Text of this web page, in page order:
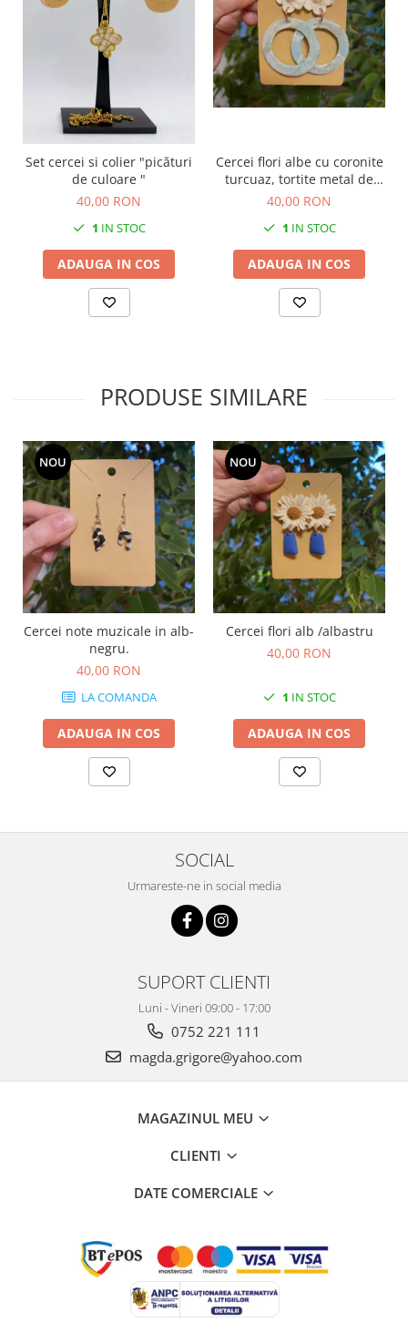
Set cercei si colier "picături
de culoare "
40,00 RON
1 IN STOC
ADAUGA IN COS
Cercei flori albe cu coronite
turcuaz, tortite metal de
inalta calitate.
40,00 RON
1 IN STOC
ADAUGA IN COS
PRODUSE SIMILARE
NOU
Cercei note muzicale in alb-
negru.
40,00 RON
LA COMANDA
ADAUGA IN COS
NOU
Cercei flori alb /albastru
40,00 RON
1 IN STOC
ADAUGA IN COS
SOCIAL
Urmareste-ne in social media
SUPORT CLIENTI
Luni - Vineri 09:00 - 17:00
0752 221 111
magda.grigore@yahoo.com
MAGAZINUL MEU
CLIENTI
DATE COMERCIALE